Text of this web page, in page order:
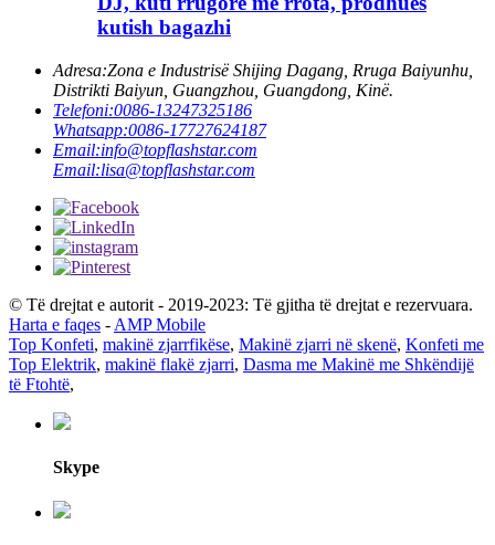
kutish bagazhi
Adresa:Zona e Industrisë Shijing Dagang, Rruga Baiyunhu,
Distrikti Baiyun, Guangzhou, Guangdong, Kinë.
Telefoni:0086-13247325186
Whatsapp:0086-17727624187
Email:info@topflashstar.com
Email:lisa@topflashstar.com
© Të drejtat e autorit - 2019-2023: Të gjitha të drejtat e rezervuara.
Harta e faqes - AMP Mobile
Top Konfeti, makinë zjarrfikëse, Makinë zjarri në skenë, Konfeti me
Top Elektrik, makinë flakë zjarri, Dasma me Makinë me Shkëndijë
të Ftohtë,
Skype